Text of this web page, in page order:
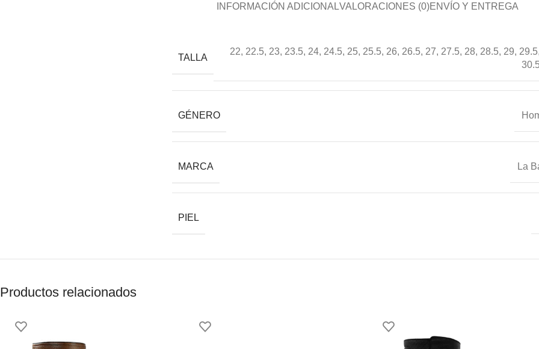
INFORMACIÓN ADICIONALVALORACIONES (0)ENVÍO Y ENTREGA
TALLA
22, 22.5, 23, 23.5, 24, 24.5, 25, 25.5, 26, 26.5, 27, 27.5, 28, 28.5, 29, 29.5
GÉNERO
MARCA La
PIEL
Productos relacionados